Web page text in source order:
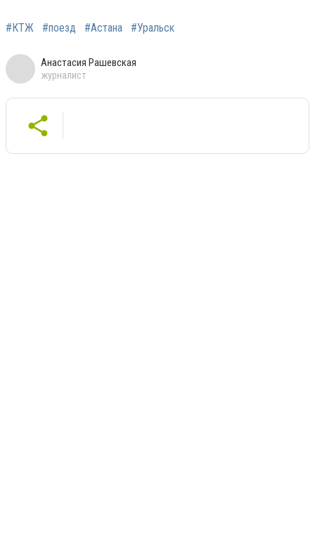
#КТЖ #поезд #Астана #Уральск
Анастасия Рашевская
журналист